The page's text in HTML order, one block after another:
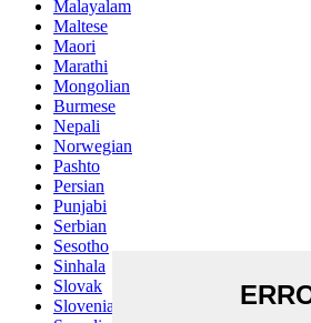
Malayalam
Maltese
Maori
Marathi
Mongolian
Burmese
Nepali
Norwegian
Pashto
Persian
Punjabi
Serbian
Sesotho
Sinhala
Slovak
Slovenian